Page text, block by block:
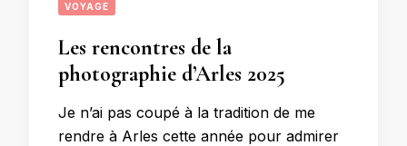
VOYAGE
Les rencontres de la
photographie d’Arles 2025
Je n’ai pas coupé à la tradition de me
rendre à Arles cette année pour admirer